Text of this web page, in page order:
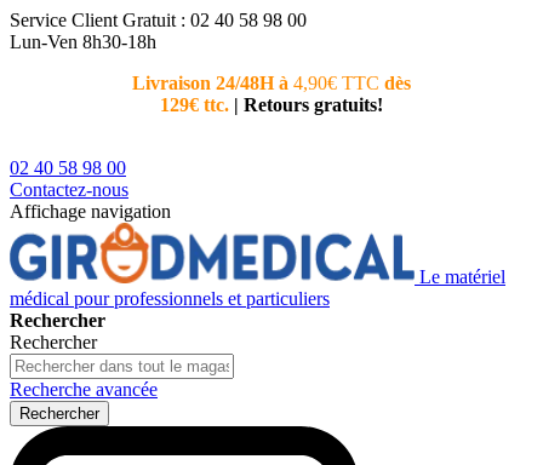
Service Client Gratuit : 02 40 58 98 00
Lun-Ven 8h30-18h
Livraison 24/48H à 4,90€ TTC dès
129€ ttc. | Retours gratuits!
02 40 58 98 00
Contactez-nous
Affichage navigation
Le matériel
médical pour professionnels et particuliers
Rechercher
Rechercher
Recherche avancée
Rechercher